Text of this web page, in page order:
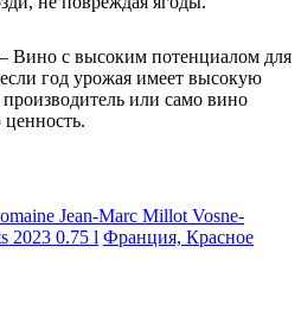
– Вино с высоким потенциалом для
год урожая имеет высокую
или само вино
Jean-Marc Millot Vosne-
2023 0.75 l Франция, Красное